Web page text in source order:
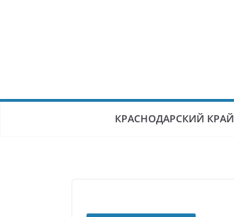
КРАСНОДАРСКИЙ КРАЙ